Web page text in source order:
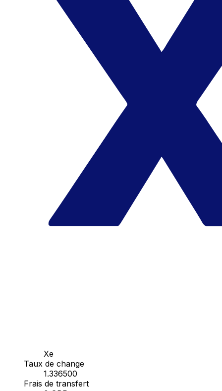
Xe
Taux de change
1.336500
Frais de transfert